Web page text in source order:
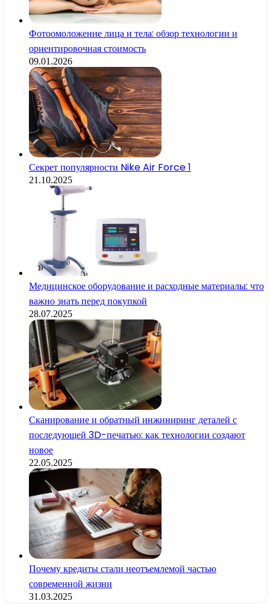
Фотоомоложение лица и тела: обзор технологии и
ориентировочная стоимость
09.01.2026
Секрет популярности Nike Air Force 1
21.10.2025
Медицинское оборудование и расходные материалы: что
важно знать перед покупкой
28.07.2025
Сканирование и обратный инжиниринг деталей с
последующей 3D-печатью: как технологии создают
новое
22.05.2025
Почему кредиты стали неотъемлемой частью
современной жизни
31.03.2025